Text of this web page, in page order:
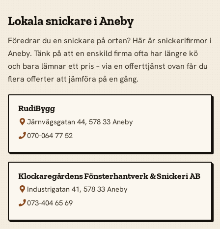
Lokala snickare i Aneby
Föredrar du en snickare på orten? Här är snickerifirmor i
Aneby. Tänk på att en enskild firma ofta har längre kö
och bara lämnar ett pris – via en offerttjänst ovan får du
flera offerter att jämföra på en gång.
RudiBygg
 Järnvägsgatan 44, 578 33 Aneby
070-064 77 52
Klockaregårdens Fönsterhantverk & Snickeri AB
 Industrigatan 41, 578 33 Aneby
073-404 65 69